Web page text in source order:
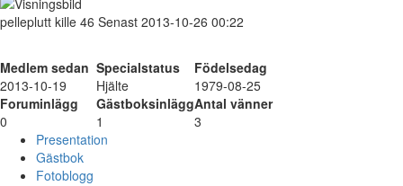
pelleplutt kille 46 Senast 2013-10-26 00:22
Medlem sedan Specialstatus
Födelsedag
2013-10-19
Hjälte
1979-08-25
Foruminlägg
GästboksinläggAntal vänner
0
1
3
Presentation
Gästbok
Fotoblogg